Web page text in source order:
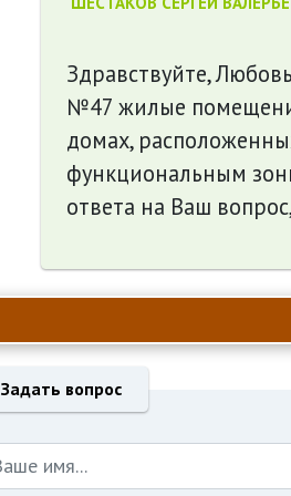
Здравствуйте,
№47 жилые
домах,
функциональным
ответа на Ваш
Задать вопрос